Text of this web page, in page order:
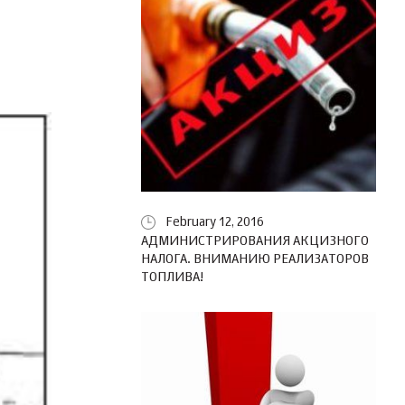
February 12, 2016
АДМИНИСТРИРОВАНИЯ АКЦИЗНОГО
НАЛОГА. ВНИМАНИЮ РЕАЛИЗАТОРОВ
ТОПЛИВА!